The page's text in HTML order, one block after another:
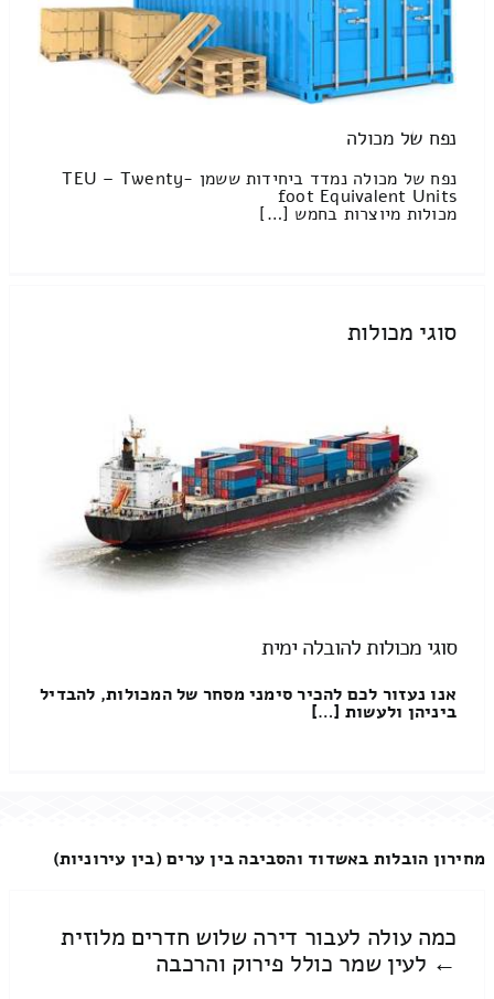
נפח של מכולה
נפח של מכולה נמדד ביחידות ששמן TEU – Twenty-
foot Equivalent Units
מכולות מיוצרות בחמש […]
סוגי מכולות
סוגי מכולות להובלה ימית
אנו נעזור לכם להכיר סימני מסחר של המכולות, להבדיל
ביניהן ולעשות […]
מחירון הובלות באשדוד והסביבה בין ערים (בין עירוניות)
כמה עולה לעבור דירה שלוש חדרים מלוזית
← לעין שמר כולל פירוק והרכבה